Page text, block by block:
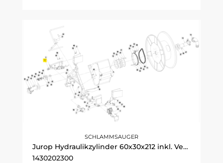
SCHLAMMSAUGER
Jurop Hydraulikzylinder 60x30x212 inkl. Ventil
1430202300